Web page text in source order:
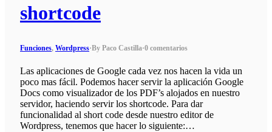
shortcode
Funciones, Wordpress·By Paco Castilla·0 comentarios
Las aplicaciones de Google cada vez nos hacen la vida un
poco mas fácil. Podemos hacer servir la aplicación Google
Docs como visualizador de los PDF’s alojados en nuestro
servidor, haciendo servir los shortcode. Para dar
funcionalidad al short code desde nuestro editor de
Wordpress, tenemos que hacer lo siguiente:…